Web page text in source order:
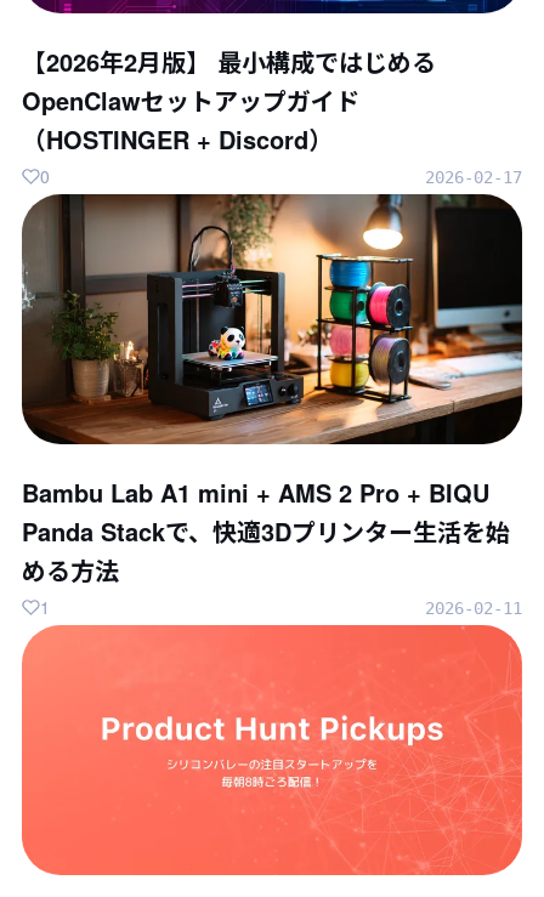
【2026年2月版】 最小構成ではじめる
OpenClawセットアップガイド
（HOSTINGER + Discord）
2026-02-17
0
Bambu Lab A1 mini + AMS 2 Pro + BIQU
Panda Stackで、快適3Dプリンター生活を始
める方法
2026-02-11
1